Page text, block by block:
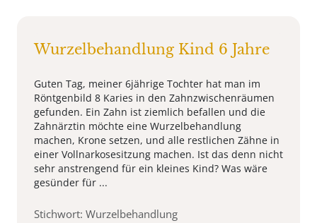
Wurzelbehandlung Kind 6 Jahre
Guten Tag, meiner 6jährige Tochter hat man im
Röntgenbild 8 Karies in den Zahnzwischenräumen
gefunden. Ein Zahn ist ziemlich befallen und die
Zahnärztin möchte eine Wurzelbehandlung
machen, Krone setzen, und alle restlichen Zähne in
einer Vollnarkosesitzung machen. Ist das denn nicht
sehr anstrengend für ein kleines Kind? Was wäre
gesünder für ...
Stichwort: Wurzelbehandlung